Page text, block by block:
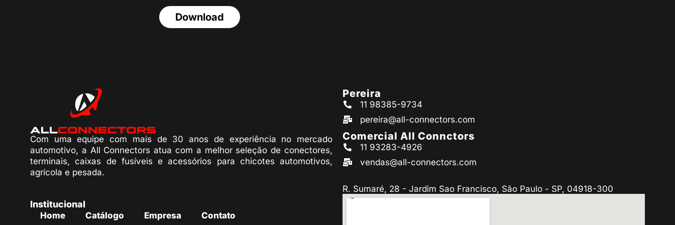
Download
Com uma equipe com mais de 30 anos de experiência no mercado
automotivo, a All Connectors atua com a melhor seleção de conectores,
terminais, caixas de fusíveis e acessórios para chicotes automotivos,
agrícola e pesada.
Institucional
Home Catálogo Empresa Contato
Pereira
11 98385-9734
pereira@all-connectors.com
Comercial All Connctors
11 93283-4926
vendas@all-connectors.com
R. Sumaré, 28 - Jardim Sao Francisco, São Paulo - SP, 04918-300